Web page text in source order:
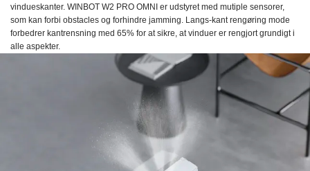
vindueskanter. WINBOT W2 PRO OMNI er udstyret med mutiple sensorer,
som kan forbi obstacles og forhindre jamming. Langs-kant rengøring mode
forbedrer kantrensning med 65% for at sikre, at vinduer er rengjort grundigt i
alle aspekter.